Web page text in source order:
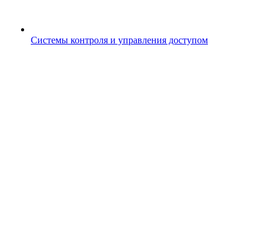
Системы контроля и управления доступом